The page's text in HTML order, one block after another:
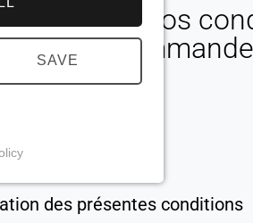
ci-joint nos
cas de
des présentes conditions
SAVE
du site
l'enregistrement